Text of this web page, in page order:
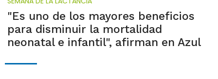
"Es uno de los mayores beneficios
para disminuir la mortalidad
neonatal e infantil", afirman en Azul